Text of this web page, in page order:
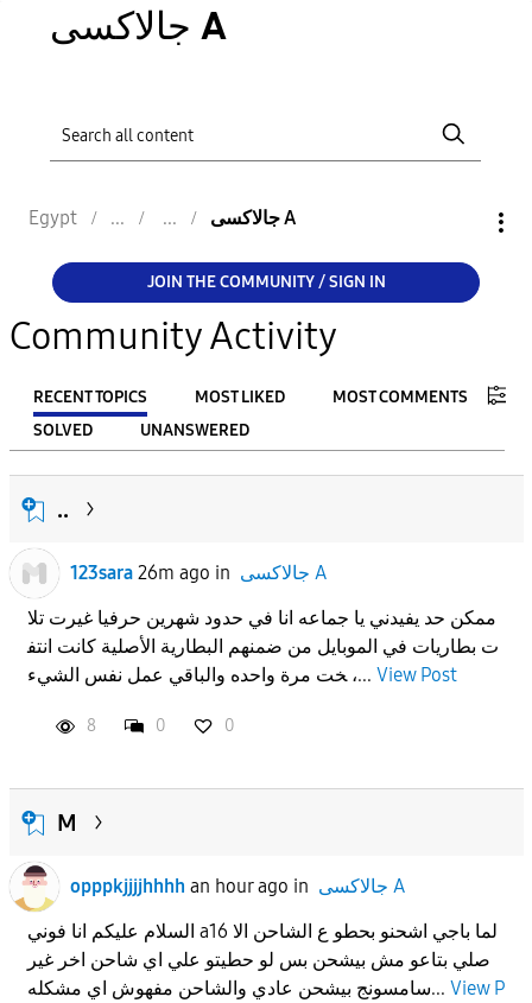
جالاكسى A
Egypt جالاكسى A
JOIN THE COMMUNITY / SIGN IN
Community Activity
RECENT TOPICS MOST LIKED
MOST COMMENTS
SOLVED
UNANSWERED
FILTER:
From
To
APPLY
..
123sara 26m ago in
جالاكسى A
ممكن حد يفيدني يا جماعه انا في حدود شهرين حرفيا غيرت تلا
ت بطاريات في الموبايل من ضمنهم البطارية الأصلية كانت انتف
خت مرة واحده والباقي عمل نفس الشيء ،... View Post
8 0 0
M
opppkjjjjhhhh an hour ago in
جالاكسى A
السلام عليكم انا فوني a16 لما باجي اشحنو بحطو ع الشاحن الا
صلي بتاعو مش بيشحن بس لو حطيتو علي اي شاحن اخر غير
سامسونج بيشحن عادي والشاحن مفهوش اي مشكله... View P